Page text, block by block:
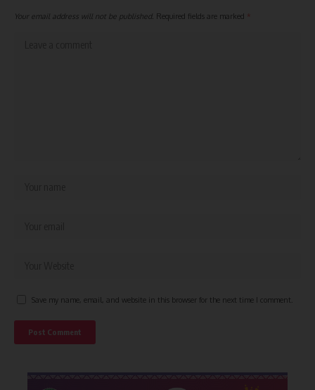
Your email address will not be published. Required fields are marked *
Save my name, email, and website in this browser for the next time I comment.